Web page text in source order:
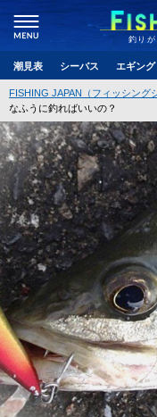
釣り
潮見表 シーバス エギング
FISHING JAPAN（フィッシング
なふうに釣ればいいの？